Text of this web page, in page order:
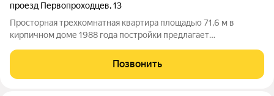
проезд Первопроходцев,13
Просторная трехкомнатная квартира площадью 71,6 м в
кирпичном доме 1988 года постройки предлагает
раздельным санузлом и кухней в 9 м. Жилая площадь 38,6 м
эффективно распределена, обеспечивая
Позвонить